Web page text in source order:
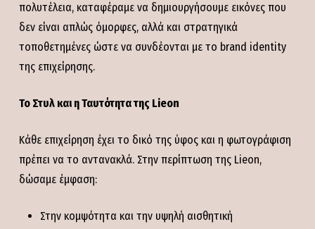
πολυτέλεια, καταφέραμε να δημιουργήσουμε εικόνες που
δεν είναι απλώς όμορφες, αλλά και στρατηγικά
τοποθετημένες ώστε να συνδέονται με το brand identity
της επιχείρησης.
Το Στυλ και η Ταυτότητα της Lieon
Κάθε επιχείρηση έχει το δικό της ύφος και η φωτογράφιση
πρέπει να το αντανακλά. Στην περίπτωση της Lieon,
δώσαμε έμφαση:
Στην κομψότητα και την υψηλή αισθητική